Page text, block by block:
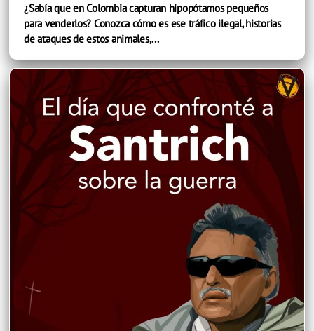
¿Sabía que en Colombia capturan hipopótamos pequeños
para venderlos? Conozca cómo es ese tráfico ilegal, historias
de ataques de estos animales,...